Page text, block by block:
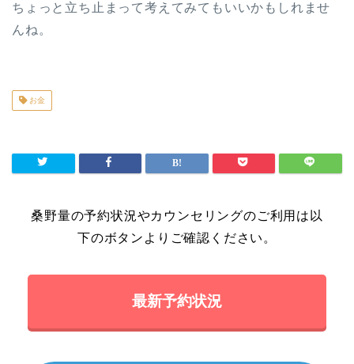
ちょっと立ち止まって考えてみてもいいかもしれませ
んね。
お金
桑野量の予約状況やカウンセリングのご利用は以
下のボタンよりご確認ください。
最新予約状況